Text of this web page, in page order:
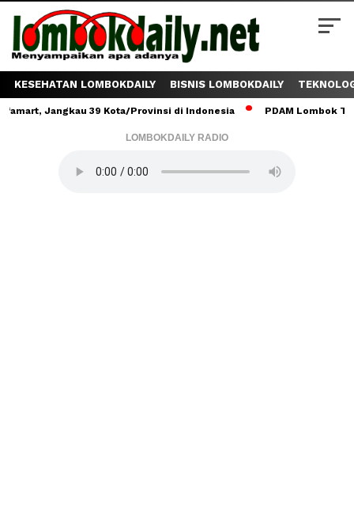
KESEHATAN LOMBOKDAILY BISNIS LOMBOKDAILY
39 Kota/Provinsi di Indonesia PDAM Lombok Tengah
LOMBOKDAILY RADIO